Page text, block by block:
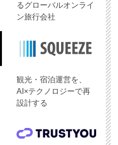
るグローバルオンライ
ン旅行会社
観光・宿泊運営を、
AI×テクノロジーで再
設計する